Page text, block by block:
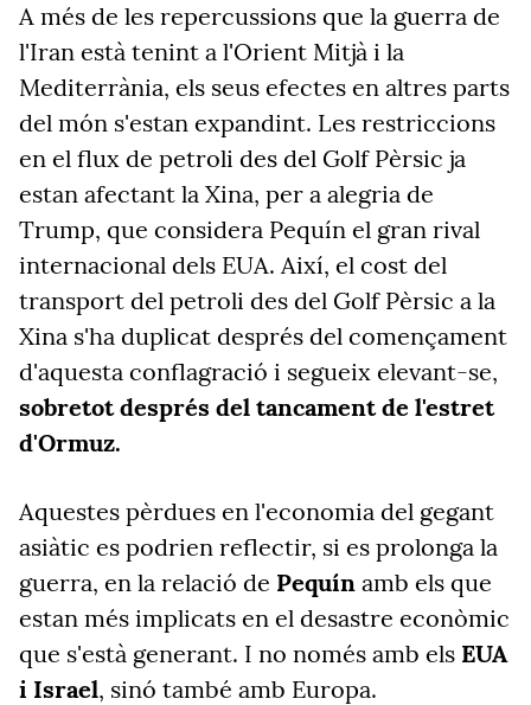
A més de les repercussions que la guerra de
l'Iran està tenint a l'Orient Mitjà i la
Mediterrània, els seus efectes en altres parts
del món s'estan expandint. Les restriccions
en el flux de petroli des del Golf Pèrsic ja
estan afectant la Xina, per a alegria de
Trump, que considera Pequín el gran rival
internacional dels EUA. Així, el cost del
transport del petroli des del Golf Pèrsic a la
Xina s'ha duplicat després del començament
d'aquesta conflagració i segueix elevant-se,
sobretot després del tancament de l'estret
d'Ormuz.
Aquestes pèrdues en l'economia del gegant
asiàtic es podrien reflectir, si es prolonga la
guerra, en la relació de Pequín amb els que
estan més implicats en el desastre econòmic
que s'està generant. I no només amb els EUA
i Israel, sinó també amb Europa.